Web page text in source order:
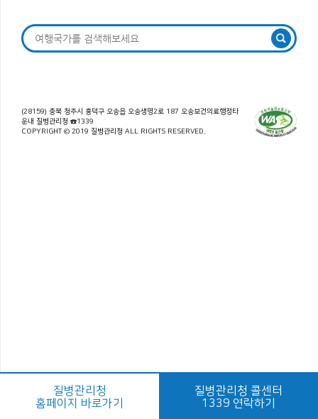
(28159) 충북 청주시 흥덕구 오송읍 오송생명2로 187 오송보건의료행정타
운내 질병관리청 ☎1339
COPYRIGHT © 2019 질병관리청 ALL RIGHTS RESERVED.
질병관리청
홈페이지 바로가기
질병관리청 콜센터
1339 연락하기